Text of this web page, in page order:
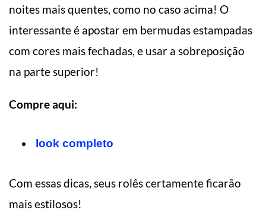
noites mais quentes, como no caso acima! O
interessante é apostar em bermudas estampadas
com cores mais fechadas, e usar a sobreposição
na parte superior!
Compre aqui:
ook completo
Com essas dicas, seus rolês certamente ficarão
mais estilosos!